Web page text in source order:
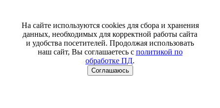
На сайте используются cookies для сбора и хранения
данных, необходимых для корректной работы сайта
и удобства посетителей. Продолжая использовать
наш сайт, Вы соглашаетесь с политикой по
обработке ПД.
Соглашаюсь